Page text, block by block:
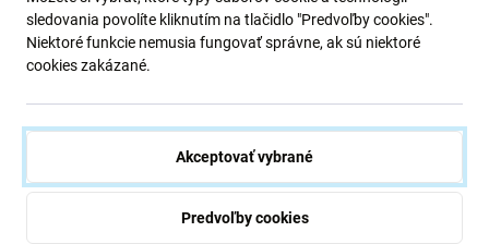
dotykového skla. Lepidlo jebezfarebné a transparentné
Prepúšťa viac ako 98% svetla a je veľmi pevné.Toto
lepidlo musí byť vytvrdené UV lampou s vlnovou dĺžkou
365NM a lampa musí mať viac ako 12W.
viskozita: 2500 Pa.s
sledovania povolíte kliknutím na tlačidlo "Predvoľby cookies".
Niektoré funkcie nemusia fungovať správne, ak sú niektoré
cookies zakázané.
Akceptovať vybrané
Predvoľby cookies